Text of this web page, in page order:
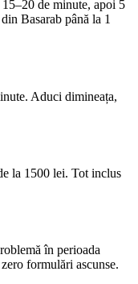
de minute, apoi 5
Basarab până la 1
Aduci dimineața,
la 1500 lei. Tot inclus
în perioada
formulări ascunse.